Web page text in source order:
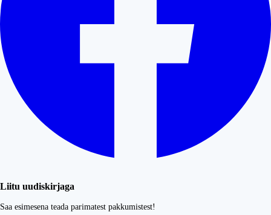
Liitu uudiskirjaga
Saa esimesena teada parimatest pakkumistest!